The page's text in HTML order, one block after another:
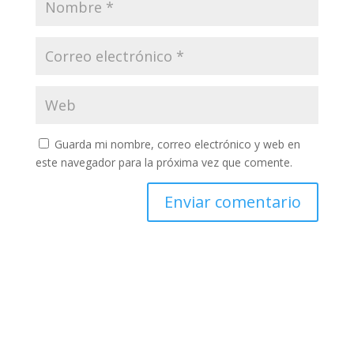
Guarda mi nombre, correo electrónico y web en
este navegador para la próxima vez que comente.